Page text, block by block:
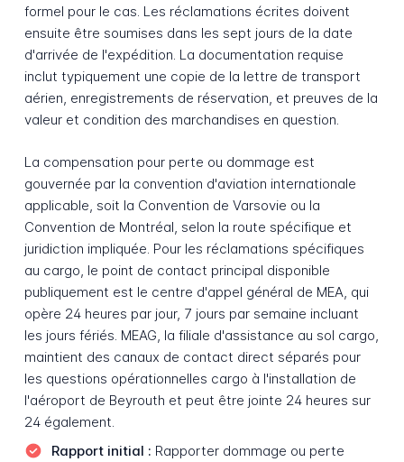
formel pour le cas. Les réclamations écrites doivent
ensuite être soumises dans les sept jours de la date
d'arrivée de l'expédition. La documentation requise
inclut typiquement une copie de la lettre de transport
aérien, enregistrements de réservation, et preuves de la
valeur et condition des marchandises en question.
La compensation pour perte ou dommage est
gouvernée par la convention d'aviation internationale
applicable, soit la Convention de Varsovie ou la
Convention de Montréal, selon la route spécifique et
juridiction impliquée. Pour les réclamations spécifiques
au cargo, le point de contact principal disponible
publiquement est le centre d'appel général de MEA, qui
opère 24 heures par jour, 7 jours par semaine incluant
les jours fériés. MEAG, la filiale d'assistance au sol cargo,
maintient des canaux de contact direct séparés pour
les questions opérationnelles cargo à l'installation de
l'aéroport de Beyrouth et peut être jointe 24 heures sur
24 également.
Rapport initial : Rapporter dommage ou perte